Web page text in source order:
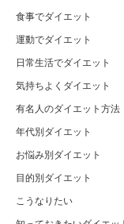
食事でダイエット
運動でダイエット
日常生活でダイエット
気持ちよくダイエット
有名人のダイエット方法
年代別ダイエット
お悩み別ダイエット
目的別ダイエット
こうなりたい